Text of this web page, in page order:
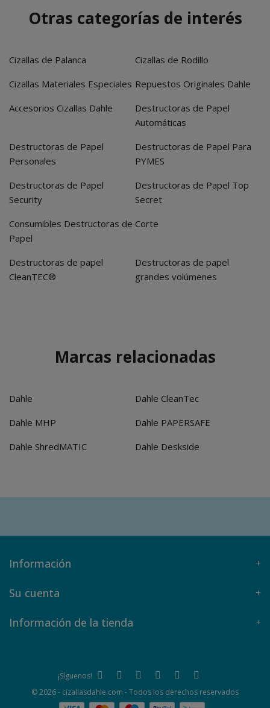
Otras categorías de interés
Cizallas de Palanca
Cizallas de Rodillo
Cizallas Materiales Especiales Repuestos Originales Dahle
Accesorios Cizallas Dahle
Destructoras de Papel
Automáticas
Destructoras de Papel
Personales
Destructoras de Papel Para
PYMES
Destructoras de Papel
Security
Destructoras de Papel Top
Secret
Consumibles Destructoras de
Papel
Corte
Destructoras de papel
CleanTEC®
Destructoras de papel
grandes volúmenes
Marcas relacionadas
Dahle
Dahle CleanTec
Dahle MHP
Dahle PAPERSAFE
Dahle ShredMATIC
Dahle Deskside
Información
Su cuenta
Información de la tienda
© 2026 - cizallasdahle.com - Todos los derechos reservados
¡Síguenos!